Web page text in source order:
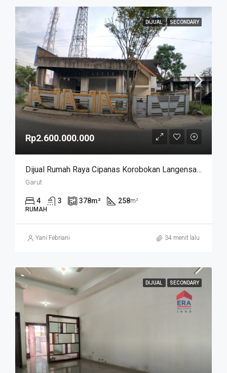
DIJUAL SECONDARY
Rp2.600.000.000
Dijual Rumah Raya Cipanas Korobokan Langensari Tarogong Garut
Garut
4 3 378m² 258m²
RUMAH
Yani Febriani 34 menit lalu
DIJUAL SECONDARY